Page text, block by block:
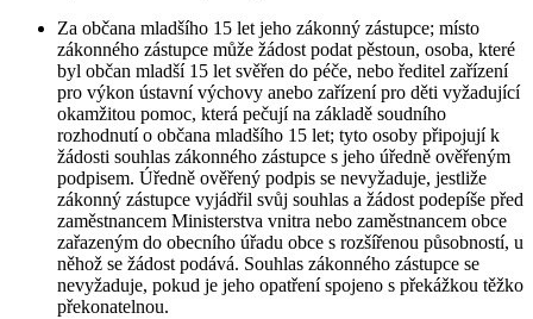
Za občana mladšího 15 let jeho zákonný zástupce; místo
zákonného zástupce může žádost podat pěstoun, osoba, které
byl občan mladší 15 let svěřen do péče, nebo ředitel zařízení
pro výkon ústavní výchovy anebo zařízení pro děti vyžadující
okamžitou pomoc, která pečují na základě soudního
rozhodnutí o občana mladšího 15 let; tyto osoby připojují k
žádosti souhlas zákonného zástupce s jeho úředně ověřeným
podpisem. Úředně ověřený podpis se nevyžaduje, jestliže
zákonný zástupce vyjádřil svůj souhlas a žádost podepíše před
zaměstnancem Ministerstva vnitra nebo zaměstnancem obce
zařazeným do obecního úřadu obce s rozšířenou působností, u
něhož se žádost podává. Souhlas zákonného zástupce se
nevyžaduje, pokud je jeho opatření spojeno s překážkou těžko
překonatelnou.